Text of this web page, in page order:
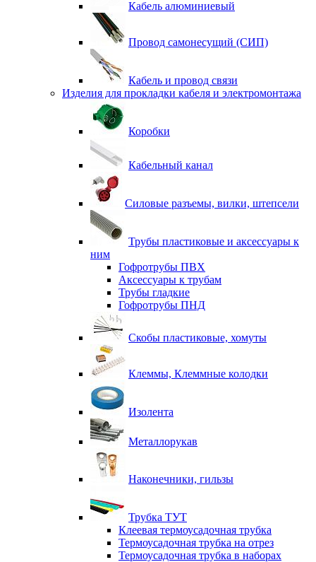
Кабель алюминиевый
Провод самонесущий (СИП)
Кабель и провод связи
Изделия для прокладки кабеля и электромонтажа
Коробки
Кабельный канал
Силовые разъемы, вилки, штепсели
Трубы пластиковые и аксессуары к
ним
Гофротрубы ПВХ
Аксессуары к трубам
Трубы гладкие
Гофротрубы ПНД
Скобы пластиковые, хомуты
Клеммы, Клеммные колодки
Изолента
Металлорукав
Наконечники, гильзы
Трубка ТУТ
Клеевая термоусадочная трубка
Термоусадочная трубка на отрез
Термоусадочная трубка в наборах